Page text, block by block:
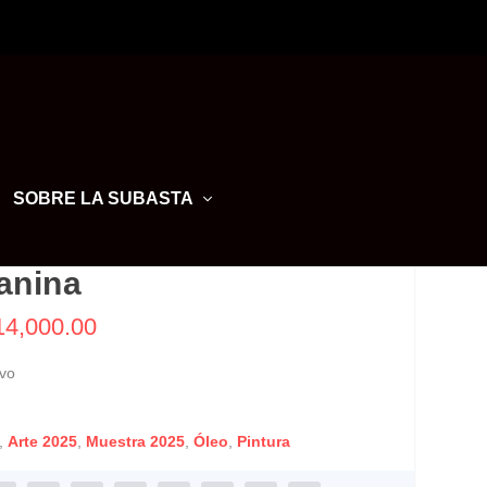
SOBRE LA SUBASTA
, Arte 2025, Muestra 2025, Óleo, Pintura